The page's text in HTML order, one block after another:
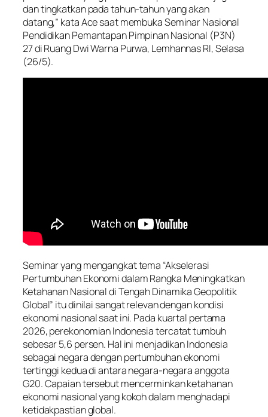
dan tingkatkan pada tahun-tahun yang akan
datang,” kata Ace saat membuka Seminar Nasional
Pendidikan Pemantapan Pimpinan Nasional (P3N)
27 di Ruang Dwi Warna Purwa, Lemhannas RI, Selasa
(26/5).
Seminar yang mengangkat tema “Akselerasi
Pertumbuhan Ekonomi dalam Rangka Meningkatkan
Ketahanan Nasional di Tengah Dinamika Geopolitik
Global” itu dinilai sangat relevan dengan kondisi
ekonomi nasional saat ini. Pada kuartal pertama
2026, perekonomian Indonesia tercatat tumbuh
sebesar 5,6 persen. Hal ini menjadikan Indonesia
sebagai negara dengan pertumbuhan ekonomi
tertinggi kedua di antara negara-negara anggota
G20. Capaian tersebut mencerminkan ketahanan
ekonomi nasional yang kokoh dalam menghadapi
ketidakpastian global.